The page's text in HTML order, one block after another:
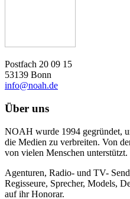
Postfach 20 09 15
53139 Bonn
info@noah.de
Über uns
NOAH wurde 1994 gegründet,
die Medien zu verbreiten. Von
von vielen Menschen unterstützt.
Agenturen, Radio- und TV-
Regisseure, Sprecher, Models,
auf ihr Honorar.